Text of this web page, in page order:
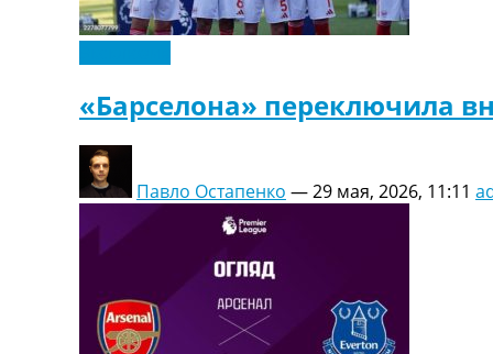
«Барселона» переключила
Павло Остапенко —29 мая, 2026, 11:11